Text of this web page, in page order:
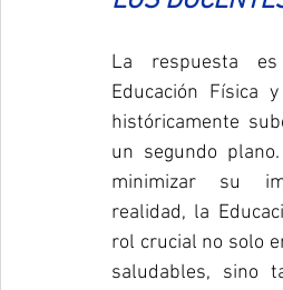
La respuesta
Educación Física
históricamente
un segundo
minimizar su
realidad, la
rol crucial no solo
saludables, sino